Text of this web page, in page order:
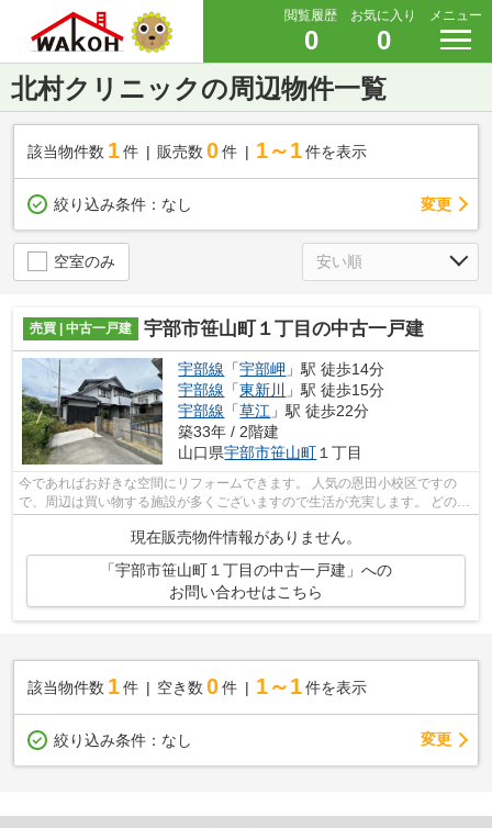
閲覧履歴
0
お気に入り
0
メニュー
北村クリニックの周辺物件一覧
該当物件数 1件 販売数 0 件 1～1 件を表示
絞り込み条件： なし 変更
空室のみ
売買 | 中古一戸建 宇部市笹山町１丁目の中古一戸建
宇部線 「宇部岬 」駅 徒歩14分
宇部線 「東新川
」駅 徒歩15分
宇部線 「草江 」駅 徒歩22分
築33年 / 2階建
山口県宇部市笹山町 １丁目
今であればお好きな空間にリフォームできます。 人気の恩田小校区ですの
で、周辺は買い物する施設が多くございますので生活が充実します。 どのご
家庭にもマッチする3LDKです。 随時ご...
現在販売物件情報がありません。
「宇部市笹山町１丁目の中古一戸建」への
お問い合わせはこちら
該当物件数 1件 空き数 0 件 1～1 件を表示
絞り込み条件： なし 変更